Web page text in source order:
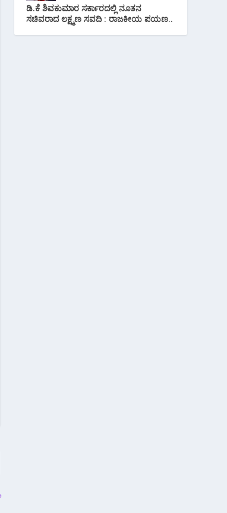
ಡಿ.ಕೆ ಶಿವಕುಮಾರ ಸರ್ಕಾರದಲ್ಲಿ ನೂತನ
ಸಚಿವರಾದ ಲಕ್ಷ್ಮಣ ಸವದಿ : ರಾಜಕೀಯ ಪಯಣ..